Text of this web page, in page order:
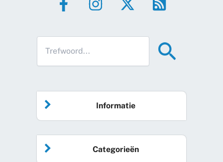
Informatie
Home
Categorieën